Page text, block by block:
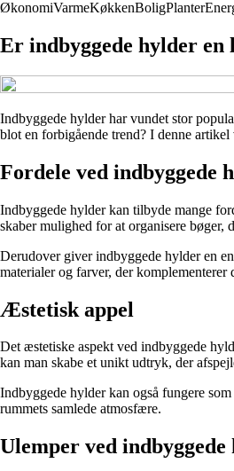
ØkonomiVarmeKøkkenBoligPlanter
Er indbyggede hylder
Indbyggede hylder har vundet stor
blot en forbigående trend? I denne
Fordele ved indbyggede
Indbyggede hylder kan tilbyde mange
skaber mulighed for at organisere bøger,
Derudover giver indbyggede hylder en
materialer og farver, der komplementerer
Æstetisk appel
Det æstetiske aspekt ved indbyggede
kan man skabe et unikt udtryk, der
Indbyggede hylder kan også fungere
rummets samlede atmosfære.
Ulemper ved